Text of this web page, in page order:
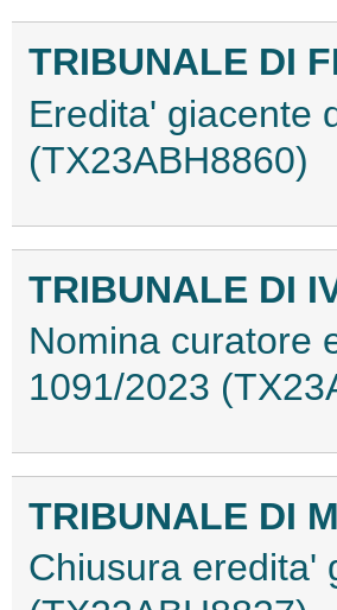
TRIBUNALE DI
Eredita' giacente
(TX23ABH8860)
TRIBUNALE DI
Nomina curatore
1091/2023
TRIBUNALE DI
Chiusura eredita'